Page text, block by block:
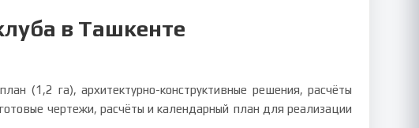
в Ташкенте
(1,2 га), архитектурно-конструктивные решения, расчёты
чертежи, расчёты и календарный план для реализации